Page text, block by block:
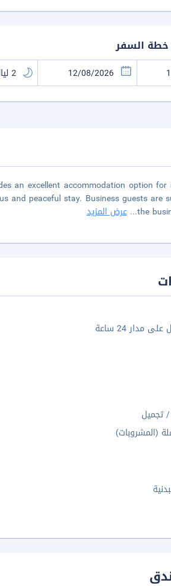
خطة السفر
an excellent accommodation option
and peaceful stay. Business guests are
the
...عرض المزيد
مدار 24 ساعة
تجميل
(المشروبات)